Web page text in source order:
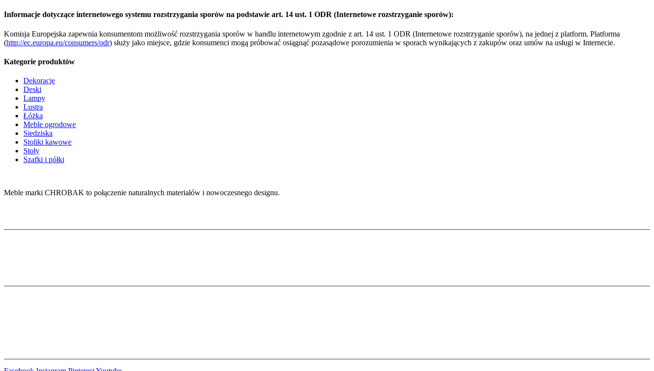
Informacje dotyczące internetowego systemu rozstrzygania sporów na podstawie art. 14 ust. 1 ODR (Internetowe rozstrzyganie sporów):
Komisja Europejska zapewnia konsumentom możliwość rozstrzygania sporów w handlu internetowym zgodnie z art. 14 ust. 1 ODR (Internetowe rozstrzyganie sporów), na jednej z platform. Platforma
(http://ec.europa.eu/consumers/odr) służy jako miejsce, gdzie konsumenci mogą próbować osiągnąć pozasądowe porozumienia w sporach wynikających z zakupów oraz umów na usługi w Internecie.
Kategorie produktów
Dekoracje
Deski
Lampy
Lustra
Łóżka
Meble ogrodowe
Siedziska
Stoliki kawowe
Stoły
Szafki i półki
Meble marki CHROBAK to połączenie naturalnych materiałów i nowoczesnego designu.